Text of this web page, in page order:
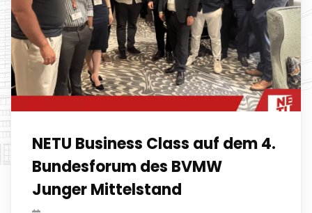
NETU Business Class auf dem 4.
Bundesforum des BVMW
Junger Mittelstand